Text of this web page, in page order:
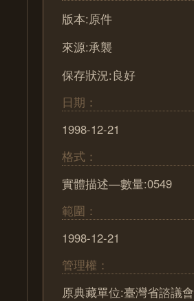
版本:原件
來源:承襲
保存狀況:良好
日期：
1998-12-21
格式：
實體描述—數量:0549
範圍：
1998-12-21
管理權：
原典藏單位:臺灣省諮議會